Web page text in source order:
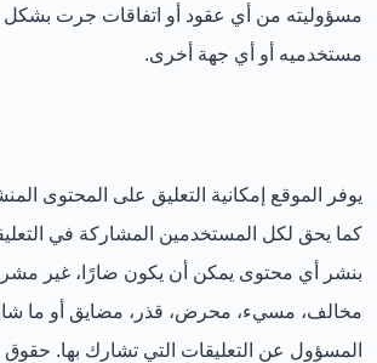
مسؤوليته من أي عقود أو اتفاقات جرت
مستخدميه أو أي جهة أخرى.
يوفر الموقع إمكانية التعليق على المحتوى
كما يحق لكل المستخدمين المشاركة في
بنشر أي محتوى يمكن أن يكون ضارًا، غير
مخالف، مسيء، محرض، قذر، مضايق أو ما
المسؤول عن التعليقات التي تشارك بها. حقوق